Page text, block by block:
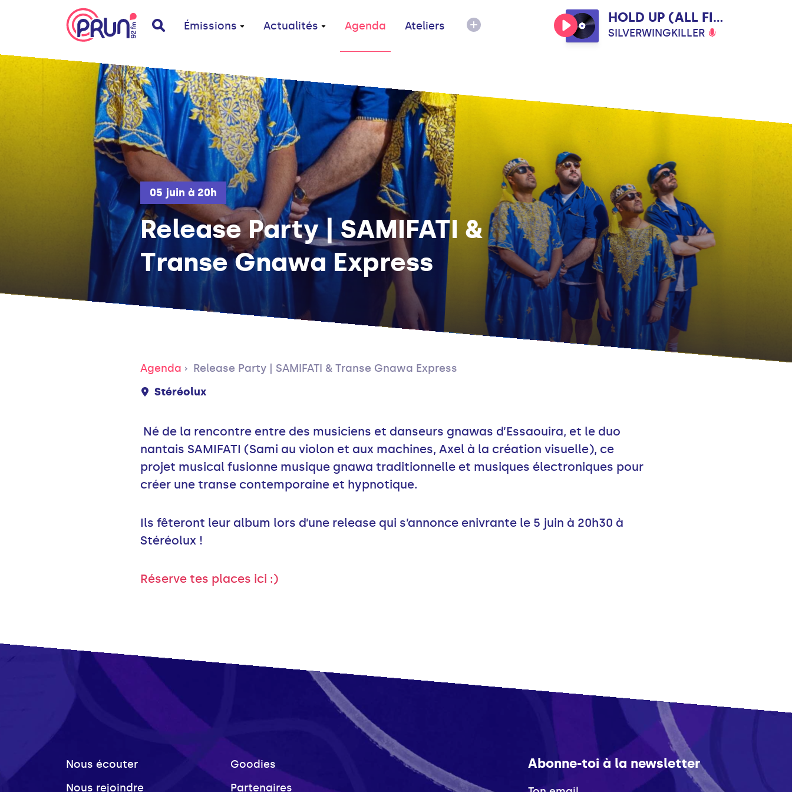
Émissions Actualités Agenda Ateliers
HOLD UP (ALL FIREARMS IN THE UNITED KINGDOM)
SILVERWINGKILLER
05 juin à 20h
Release Party | SAMIFATI &
Transe Gnawa Express
Agenda
Release Party | SAMIFATI & Transe Gnawa Express
Stéréolux
Né de la rencontre entre des musiciens et danseurs gnawas d’Essaouira, et le duo
nantais SAMIFATI (Sami au violon et aux machines, Axel à la création visuelle), ce
projet musical fusionne musique gnawa traditionnelle et musiques électroniques pour
créer une transe contemporaine et hypnotique.
Ils fêteront leur album lors d’une release qui s’annonce enivrante le 5 juin à 20h30 à
Stéréolux !
Réserve tes places ici :)
Nous écouter
Nous rejoindre
Goodies
Partenaires
Abonne-toi à la newsletter